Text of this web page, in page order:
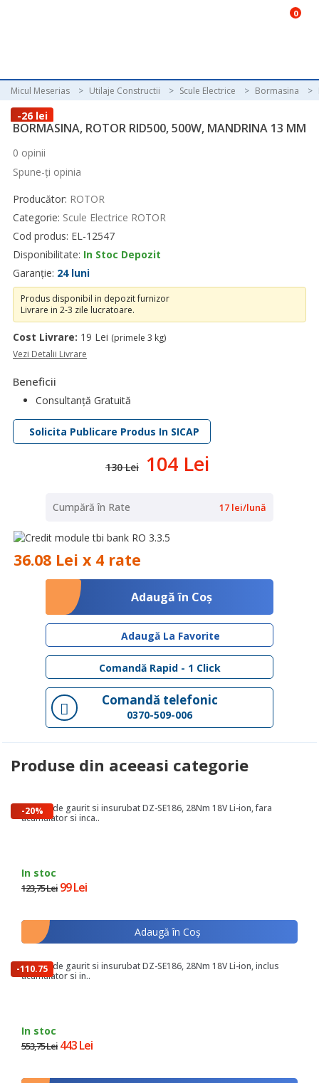
0
Micul Meserias Utilaje Constructii Scule Electrice Bormasina
-26 lei
BORMASINA, ROTOR RID500, 500W, MANDRINA 13 MM
0 opinii
Spune-ţi opinia
Producător: ROTOR
Categorie: Scule Electrice ROTOR
Cod produs: EL-12547
Disponibilitate: In Stoc Depozit
Garanție: 24 luni
Produs disponibil in depozit furnizor
Livrare in 2-3 zile lucratoare.
Cost Livrare: 19 Lei (primele 3 kg)
Vezi Detalii Livrare
Beneficii
Consultanță Gratuită
Solicita Publicare Produs In SICAP
130 Lei 104 Lei
Cumpără în Rate 17 lei/lună
36.08 Lei x 4 rate
Adaugă în Coş
Adaugă La Favorite
Comandă Rapid - 1 Click
Comandă telefonic
0370-509-006
Produse din aceeasi categorie
-20%
Masina de gaurit si insurubat DZ-SE186, 28Nm 18V Li-ion, fara
acumulator si inca..
In stoc
123,75 Lei 99 Lei
Adaugă în Coş
-110.75
Masina de gaurit si insurubat DZ-SE186, 28Nm 18V Li-ion, inclus
acumulator si in..
In stoc
553,75 Lei 443 Lei